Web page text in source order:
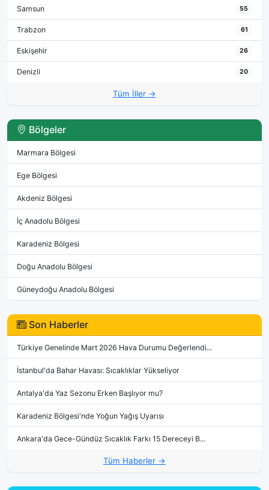
Samsun 55
Trabzon 61
Eskişehir 26
Denizli 20
Tüm İller →
Bölgeler
Marmara Bölgesi
Ege Bölgesi
Akdeniz Bölgesi
İç Anadolu Bölgesi
Karadeniz Bölgesi
Doğu Anadolu Bölgesi
Güneydoğu Anadolu Bölgesi
Son Haberler
Türkiye Genelinde Mart 2026 Hava Durumu Değerlendi...
İstanbul'da Bahar Havası: Sıcaklıklar Yükseliyor
Antalya'da Yaz Sezonu Erken Başlıyor mu?
Karadeniz Bölgesi'nde Yoğun Yağış Uyarısı
Ankara'da Gece-Gündüz Sıcaklık Farkı 15 Dereceyi B...
Tüm Haberler →